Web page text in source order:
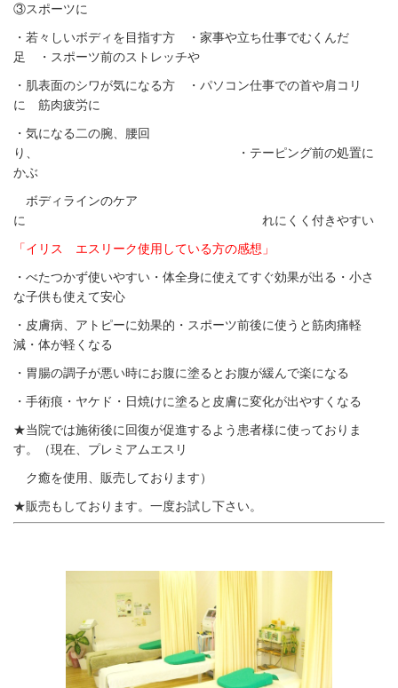
③スポーツに
・若々しいボディを目指す方 ・家事や立ち仕事でむくんだ
足 ・スポーツ前のストレッチや
・肌表面のシワが気になる方 ・パソコン仕事での首や肩コリ
に 筋肉疲労に
・気になる二の腕、腰回
り、 ・テーピング前の処置に
かぶ
ボディラインのケア
に れにくく付きやすい
「イリス エスリーク使用している方の感想」
・べたつかず使いやすい・体全身に使えてすぐ効果が出る・小さ
な子供も使えて安心
・皮膚病、アトピーに効果的・スポーツ前後に使うと筋肉痛軽
減・体が軽くなる
・胃腸の調子が悪い時にお腹に塗るとお腹が緩んで楽になる
・手術痕・ヤケド・日焼けに塗ると皮膚に変化が出やすくなる
★当院では施術後に回復が促進するよう患者様に使っておりま
す。（現在、プレミアムエスリ
ク癒を使用、販売しております）
★販売もしております。一度お試し下さい。